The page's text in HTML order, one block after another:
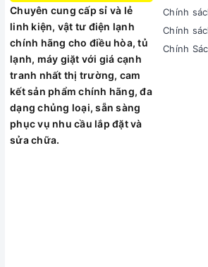
Chuyên cung cấp sỉ và lẻ
linh kiện, vật tư điện lạnh
chính hãng cho điều hòa, tủ
lạnh, máy giặt với giá cạnh
tranh nhất thị trường, cam
kết sản phẩm chính hãng, đa
dạng chủng loại, sẵn sàng
phục vụ nhu cầu lắp đặt và
sửa chữa.
Chính
Chính
Chính